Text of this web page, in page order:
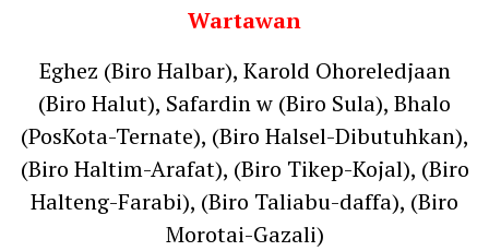
Wartawan
Eghez (Biro Halbar), Karold Ohoreledjaan
(Biro Halut), Safardin w (Biro Sula), Bhalo
(PosKota-Ternate), (Biro Halsel-Dibutuhkan),
(Biro Haltim-Arafat), (Biro Tikep-Kojal), (Biro
Halteng-Farabi), (Biro Taliabu-daffa), (Biro
Morotai-Gazali)